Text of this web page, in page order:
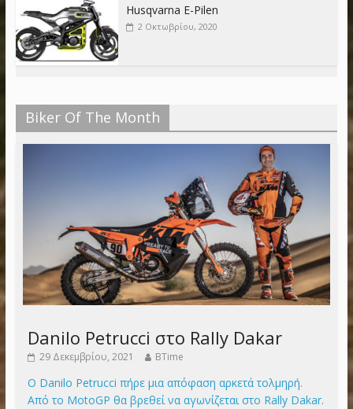
Husqvarna E-Pilen
2 Οκτωβρίου, 2020
Biker Of The Month
Danilo Petrucci στο Rally Dakar
29 Δεκεμβρίου, 2021 BTime
Ο Danilo Petrucci πήρε μια απόφαση αρκετά τολμηρή.
Από το MotoGP θα βρεθεί να αγωνίζεται στο Rally Dakar.